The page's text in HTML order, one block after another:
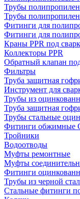
Трубы
Трубы
Фитинги для
Фитинги для
Краны PPR под
Коллекторы PPR
Обратный клапан
Фильтры
Труба защитная
Инструмент для
Трубы из
Труба защитная
Трубы стальные
Фитинги обжимные
Тройники
Водоотводы
Муфты ремонтные
Муфты
Фитинги
Трубы из черной
Стальные фитинги